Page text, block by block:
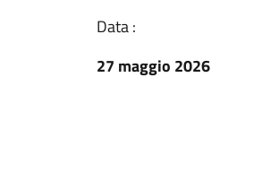
Data :
27 maggio 2026